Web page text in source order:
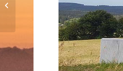
Trebgast strapazierte
die Lachmuskeln